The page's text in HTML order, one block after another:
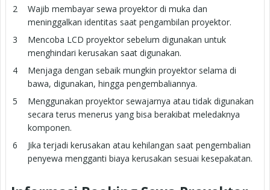
Wajib membayar sewa proyektor di muka dan
meninggalkan identitas saat pengambilan proyektor.
Mencoba LCD proyektor sebelum digunakan untuk
menghindari kerusakan saat digunakan.
Menjaga dengan sebaik mungkin proyektor selama di
bawa, digunakan, hingga pengembaliannya.
Menggunakan proyektor sewajarnya atau tidak digunakan
secara terus menerus yang bisa berakibat meledaknya
komponen.
Jika terjadi kerusakan atau kehilangan saat pengembalian
penyewa mengganti biaya kerusakan sesuai kesepakatan.